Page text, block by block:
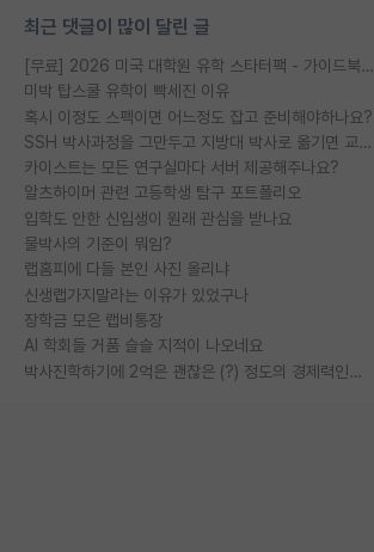
최근 댓글이 많이 달린 글
[무료] 2026 미국 대학원 유학 스타터팩 - 가이드북 & 합격자 컨택메일 템플릿
미박 탑스쿨 유학이 빡세진 이유
혹시 이정도 스펙이면 어느정도 잡고 준비해야하나요?
SSH 박사과정을 그만두고 지방대 박사로 옮기면 교수의 꿈은 끝일까요?
카이스트는 모든 연구실마다 서버 제공해주나요?
알츠하이머 관련 고등학생 탐구 포트폴리오
입학도 안한 신입생이 원래 관심을 받나요
물박사의 기준이 뭐임?
랩홈피에 다들 본인 사진 올리냐
신생랩가지말라는 이유가 있었구나
장학금 모은 랩비통장
AI 학회들 거품 슬슬 지적이 나오네요
박사진학하기에 2억은 괜찮은 (?) 정도의 경제력인가요